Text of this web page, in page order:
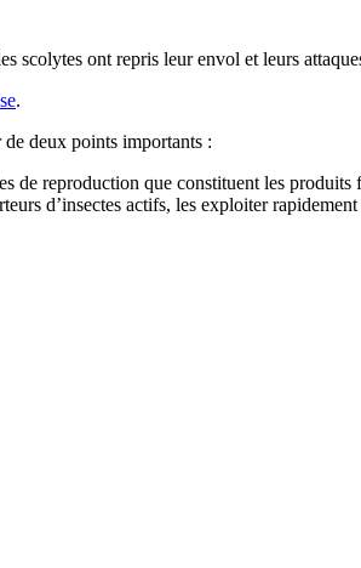
ont repris leur envol et leurs
.
deux points importants :
de reproduction que constituent les
d’insectes actifs, les exploiter